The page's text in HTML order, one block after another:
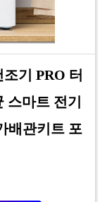
기 PRO 터
스마트 전기
배관키트 포